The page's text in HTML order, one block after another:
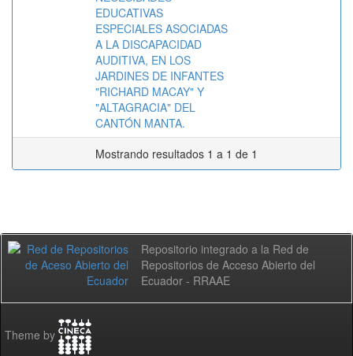
EDUCATIVAS
ESPECIALES ASOCIADAS
A LA DISCAPACIDAD
AUDITIVA, EN LOS
JARDINES DE INFANTES
"RICHARD MACAY" Y
"ALTAGRACIA" DEL
CANTÓN MANTA.
Mostrando resultados 1 a 1 de 1
Repositorio integrado a la Red de
Repositorios de Acceso Abierto del
Ecuador - RRAAE
Theme by